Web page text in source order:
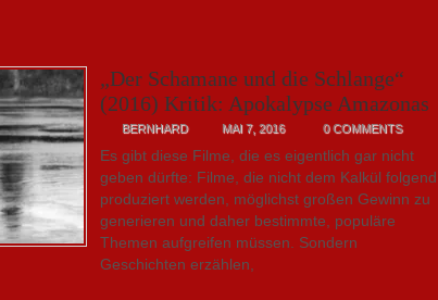
„Der Schamane und die Schlange“
(2016) Kritik: Apokalypse Amazonas
BERNHARD MAI 7, 2016 0 COMMENTS
Es gibt diese Filme, die es eigentlich gar nicht
geben dürfte: Filme, die nicht dem Kalkül folgend
produziert werden, möglichst großen Gewinn zu
generieren und daher bestimmte, populäre
Themen aufgreifen müssen. Sondern
Geschichten erzählen,